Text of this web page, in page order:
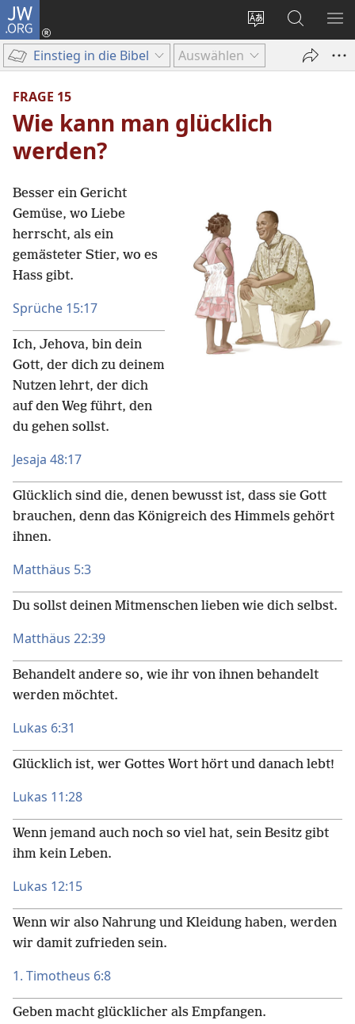
JW.ORG
Websitesprache
ändern
Anmelden
(öffnet
neues
Fenster)
Suche
Einstieg in die Bibel Auswählen
FRAGE 15
Wie kann man glücklich
werden?
Besser ein Gericht
Gemüse, wo Liebe
herrscht, als ein
gemästeter Stier, wo es
Hass gibt.
Sprüche 15:17
Ich, Jehova, bin dein
Gott, der dich zu deinem
Nutzen lehrt, der dich
auf den Weg führt, den
du gehen sollst.
Jesaja 48:17
Glücklich sind die, denen bewusst ist, dass sie Gott
brauchen, denn das Königreich des Himmels gehört
ihnen.
Matthäus 5:3
Du sollst deinen Mitmenschen lieben wie dich selbst.
Matthäus 22:39
Behandelt andere so, wie ihr von ihnen behandelt
werden möchtet.
Lukas 6:31
Glücklich ist, wer Gottes Wort hört und danach lebt!
Lukas 11:28
Wenn jemand auch noch so viel hat, sein Besitz gibt
ihm kein Leben.
Lukas 12:15
Wenn wir also Nahrung und Kleidung haben, werden
wir damit zufrieden sein.
1. Timotheus 6:8
Geben macht glücklicher als Empfangen.